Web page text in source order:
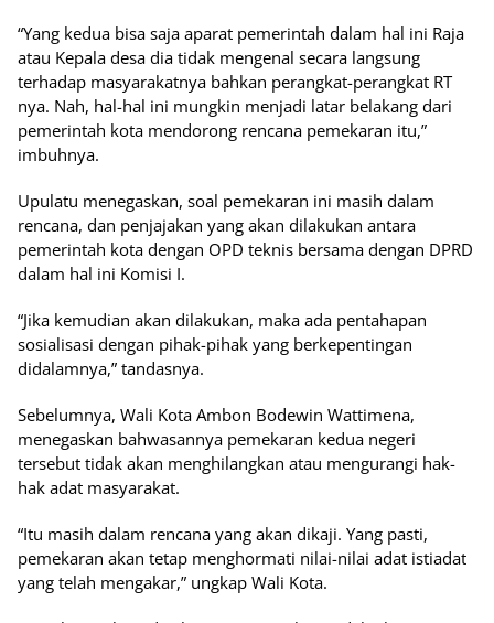
“Yang kedua bisa saja aparat pemerintah dalam hal ini Raja
atau Kepala desa dia tidak mengenal secara langsung
terhadap masyarakatnya bahkan perangkat-perangkat RT
nya. Nah, hal-hal ini mungkin menjadi latar belakang dari
pemerintah kota mendorong rencana pemekaran itu,”
imbuhnya.
Upulatu menegaskan, soal pemekaran ini masih dalam
rencana, dan penjajakan yang akan dilakukan antara
pemerintah kota dengan OPD teknis bersama dengan DPRD
dalam hal ini Komisi I.
“Jika kemudian akan dilakukan, maka ada pentahapan
sosialisasi dengan pihak-pihak yang berkepentingan
didalamnya,” tandasnya.
Sebelumnya, Wali Kota Ambon Bodewin Wattimena,
menegaskan bahwasannya pemekaran kedua negeri
tersebut tidak akan menghilangkan atau mengurangi hak-
hak adat masyarakat.
“Itu masih dalam rencana yang akan dikaji. Yang pasti,
pemekaran akan tetap menghormati nilai-nilai adat istiadat
yang telah mengakar,” ungkap Wali Kota.